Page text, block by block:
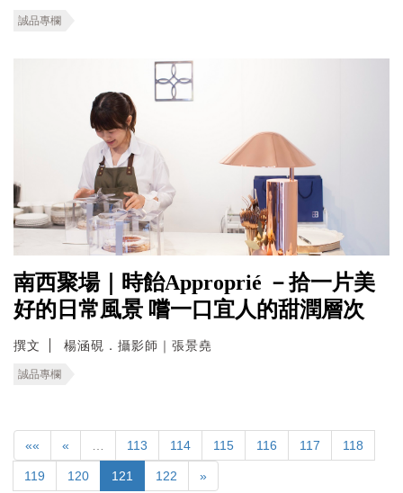
誠品專欄
南西聚場｜時飴Approprié －拾一片美
好的日常風景 嚐一口宜人的甜潤層次
撰文 楊涵硯．攝影師｜張景堯
誠品專欄
«« « 113 114 115 116 117 118
119 120 121 122 »